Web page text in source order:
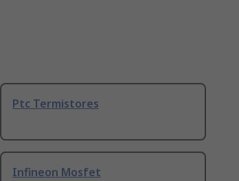
Ptc Termistores
Infineon Mosfet